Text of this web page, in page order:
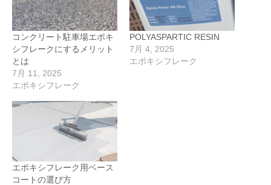
コンクリート駐車場エポキ
シフレークにするメリット
とは
7月 11, 2025
エポキシフレーク
POLYASPARTIC RESIN
7月 4, 2025
エポキシフレーク
エポキシフレーク用ベース
コートの選び方